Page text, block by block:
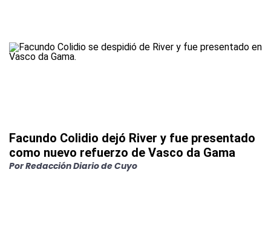
Facundo Colidio dejó River y fue presentado
como nuevo refuerzo de Vasco da Gama
PorRedacción Diario de Cuyo